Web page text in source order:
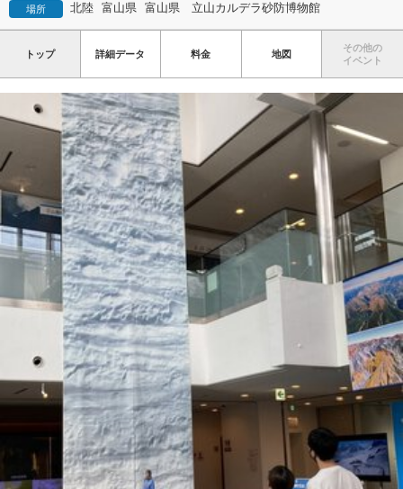
場所 北陸 富山県 富山県 立山カルデラ砂防博物館
トップ 詳細データ 料金 地図
その他の
イベント